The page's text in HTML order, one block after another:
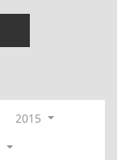
2015